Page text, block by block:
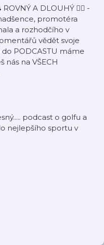
ROVNÝ A DLOUHÝ 🏌️‍♀️ -
promotéra
a rozhodčího v
vědět svoje
do PODCASTU máme
na VŠECH
podcast o golfu a
nejlepšího sportu v